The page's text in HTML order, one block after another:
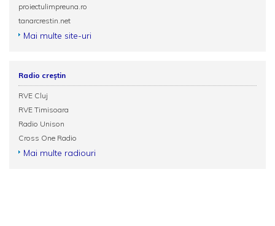
proiectulimpreuna.ro
tanarcrestin.net
Mai multe site-uri
Radio creștin
RVE Cluj
RVE Timisoara
Radio Unison
Cross One Radio
Mai multe radiouri